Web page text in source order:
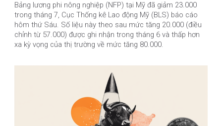
Bảng lương phi nông nghiệp (NFP) tại Mỹ đã giảm 23.000
trong tháng 7, Cục Thống kê Lao động Mỹ (BLS) báo cáo
hôm thứ Sáu. Số liệu này theo sau mức tăng 20.000 (điều
chỉnh từ 57.000) được ghi nhận trong tháng 6 và thấp hơn
xa kỳ vọng của thị trường về mức tăng 80.000.